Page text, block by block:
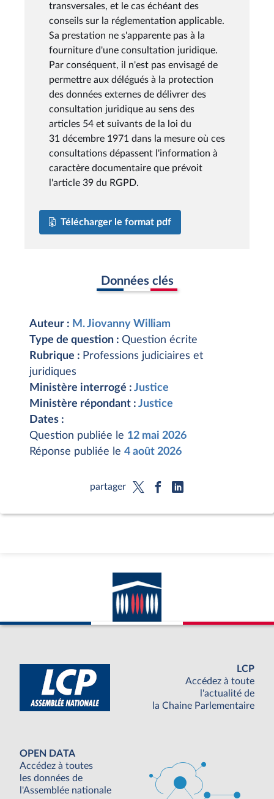
transversales, et le cas échéant des
conseils sur la réglementation applicable.
Sa prestation ne s'apparente pas à la
fourniture d'une consultation juridique.
Par conséquent, il n'est pas envisagé de
permettre aux délégués à la protection
des données externes de délivrer des
consultation juridique au sens des
articles 54 et suivants de la loi du
31 décembre 1971 dans la mesure où ces
consultations dépassent l'information à
caractère documentaire que prévoit
l'article 39 du RGPD.
Télécharger le format pdf
Données clés
Auteur : M. Jiovanny William
Type de question : Question écrite
Rubrique : Professions judiciaires et
juridiques
Ministère interrogé : Justice
Ministère répondant : Justice
Dates :
Question publiée le 12 mai 2026
Réponse publiée le 4 août 2026
partager
LCP
Accédez à toute
l'actualité de
la Chaine Parlementaire
OPEN DATA
Accédez à toutes
les données de
l'Assemblée nationale